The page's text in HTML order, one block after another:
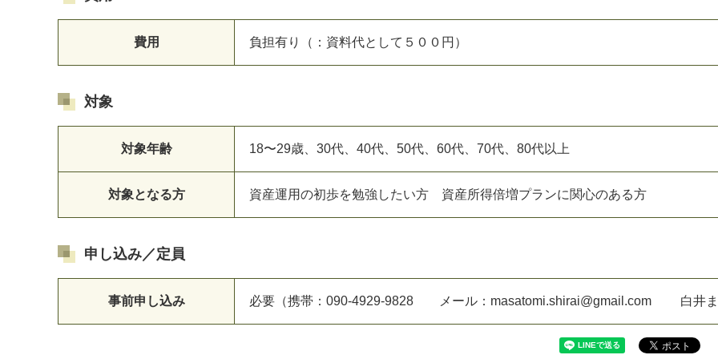
費用 負担有り（：資料代として５００円）
対象
対象年齢 18〜29歳、30代、40代、50代、60代、70代、80代以上
対象となる方 資産運用の初歩を勉強したい方 資産所得倍増プランに関心のある方
申し込み／定員
事前申し込み 必要（携帯：090-4929-9828 メール：masatomi.shirai@gmail.com 白井